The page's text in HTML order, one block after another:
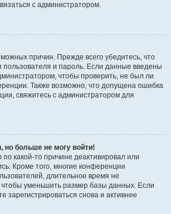
с администратором.
причин. Прежде всего убедитесь, что
пользователя и пароль. Если данные введены
чтобы проверить, не был ли
Также возможно, что допущена ошибка
свяжитесь с администратором для
но больше не могу войти!
какой-то причине деактивировал или
Кроме того, многие конференции
длительное время не
уменьшить размер базы данных. Если
зарегистрироваться снова и активнее